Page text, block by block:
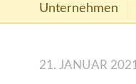
Unternehmen
21. JANUAR 2021